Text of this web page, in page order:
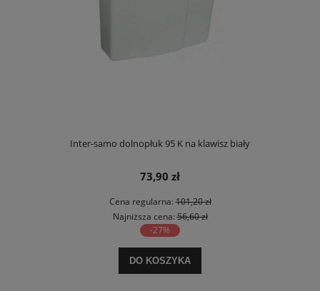
Inter-samo dolnopłuk 95 K na klawisz biały
73,90 zł
Cena regularna:101,20 zł
Najniższa cena:56,60 zł
-27%
DO KOSZYKA